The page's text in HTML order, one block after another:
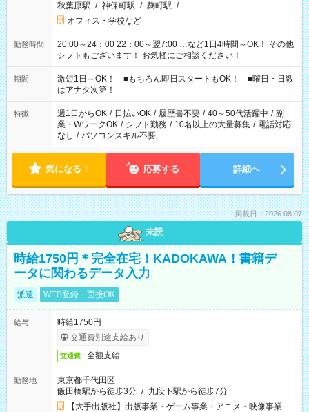
秋葉原駅 / 神保町駅 / 麹町駅 / …
オフィス・学校など
勤務時間
20:00～24：00 22：00～翌7:00 …など1日4時間～OK！ その他
シフトもございます！ お気軽にご相談ください！
期間
激短1日～OK！ ■もちろん即日スタートもOK！ ■曜日・日数
はアナタ次第！
特徴 週1日からOK / 日払いOK / 履歴書不要 / 40～50代活躍中 / 副
業・WワークOK / シフト勤務 / 10名以上の大量募集 / 電話対応
なし / パソコンスキル不要
気になる！ 応募する 詳細へ
掲載日：2026.08.07
未読
時給1750円＊完全在宅！KADOKAWA！書籍デ
ータに関わるデータ入力
派遣 WEB登録・面接OK
給与
時給1750円
交通費別途支給あり
交通費 全額支給
勤務地
東京都千代田区
飯田橋駅から徒歩3分 / 九段下駅から徒歩7分
【大手出版社】出版事業・ゲーム事業・アニメ・映像事業